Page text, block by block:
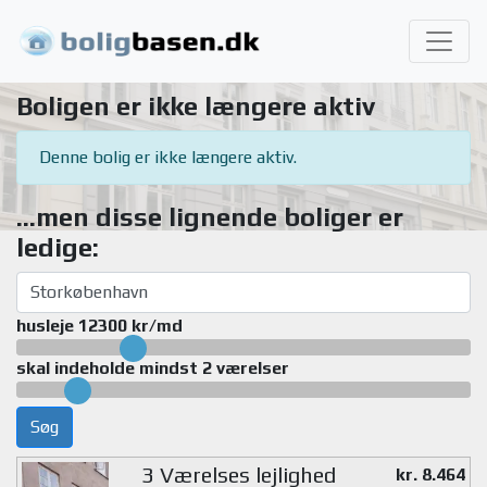
Boligen er ikke længere aktiv
Denne bolig er ikke længere aktiv.
...men disse lignende boliger er
ledige:
husleje 12300 kr/md
skal indeholde mindst 2 værelser
Søg
3 Værelses lejlighed kr. 8.464